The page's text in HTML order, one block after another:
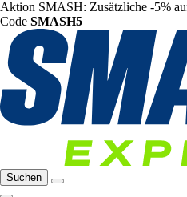
Aktion SMASH: Zusätzliche -5%
Code SMASH5
Suchen